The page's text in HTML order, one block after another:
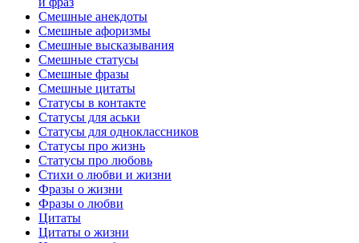
Смешные анекдоты
Смешные афоризмы
Смешные высказывания
Смешные статусы
Смешные фразы
Смешные цитаты
Статусы в контакте
Статусы для аськи
Статусы для одноклассников
Статусы про жизнь
Статусы про любовь
Стихи о любви и жизни
Фразы о жизни
Фразы о любви
Цитаты
Цитаты о жизни